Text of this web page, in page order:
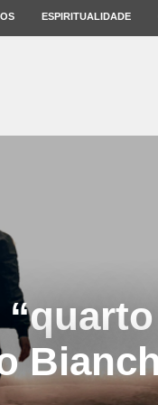
ESPIRITUALIDADE